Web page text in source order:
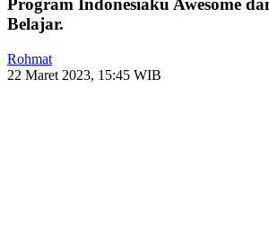
Program Indonesiaku Awesome
Belajar.
Rohmat
22 Maret 2023, 15:45 WIB